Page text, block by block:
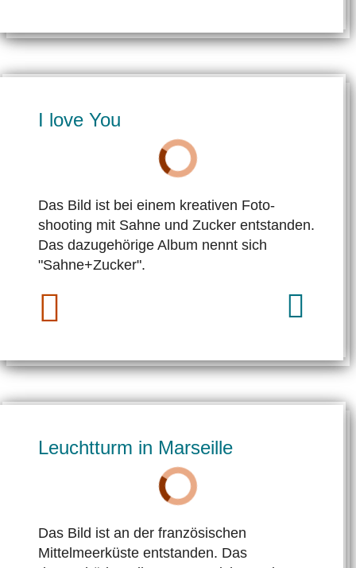
I love You
Das Bild ist bei einem kreativen Foto­
shooting mit Sahne und Zucker ent­standen.
Das dazugehörige Album nennt sich
"Sahne+Zucker".
Leuchtturm in Marseille
Das Bild ist an der französischen
Mittelmeerküste entstanden. Das